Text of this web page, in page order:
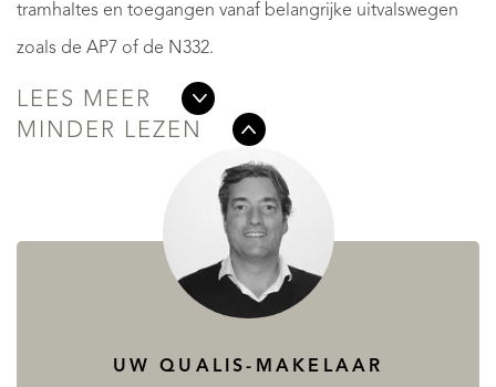
tramhaltes en toegangen vanaf belangrijke uitvalswegen
zoals de AP7 of de N332.
LEES MEER
MINDER LEZEN
UW QUALIS-MAKELAAR